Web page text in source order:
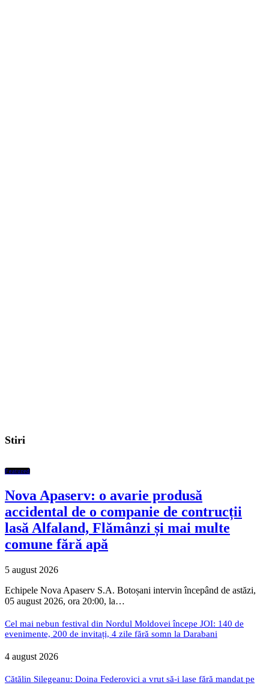
Stiri
Featured
Nova Apaserv: o avarie produsă
accidental de o companie de contrucții
lasă Alfaland, Flămânzi și mai multe
comune fără apă
5 august 2026
Echipele Nova Apaserv S.A. Botoșani intervin începând de astăzi,
05 august 2026, ora 20:00, la…
Cel mai nebun festival din Nordul Moldovei începe JOI: 140 de
evenimente, 200 de invitați, 4 zile fără somn la Darabani
4 august 2026
Cătălin Silegeanu: Doina Federovici a vrut să-i lase fără mandat pe